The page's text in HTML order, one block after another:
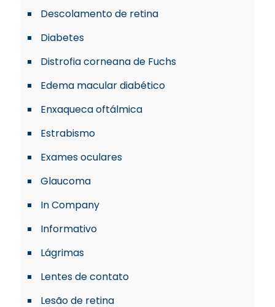
Descolamento de retina
Diabetes
Distrofia corneana de Fuchs
Edema macular diabético
Enxaqueca oftálmica
Estrabismo
Exames oculares
Glaucoma
In Company
Informativo
Lágrimas
Lentes de contato
Lesão de retina